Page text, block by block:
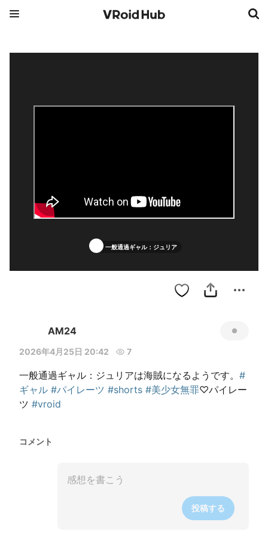
一般通過ギャル：ジュリア
AM24
2026年4月25日 20:42 7
一般通過ギャル：ジュリアは海賊になるようです。 #
ギャル #パイレーツ #shorts #美少女無罪♡パイレー
ツ #vroid
コメント
投稿する